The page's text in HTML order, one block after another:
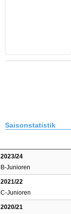
Saisonstatistik
2023/24
B-Junioren
2021/22
C-Junioren
2020/21